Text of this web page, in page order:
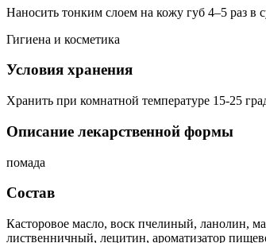
Наносить тонким слоем на кожу губ 4–5 раз в
Гигиена и косметика
Условия хранения
Хранить при комнатной температуре 15-25
Описание лекарственной формы
помада
Состав
Касторовое масло, воск пчелиный, ланолин,
лиственничный, лецитин, ароматизатор